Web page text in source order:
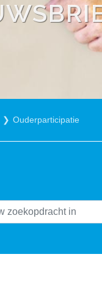
Ouderparticipatie